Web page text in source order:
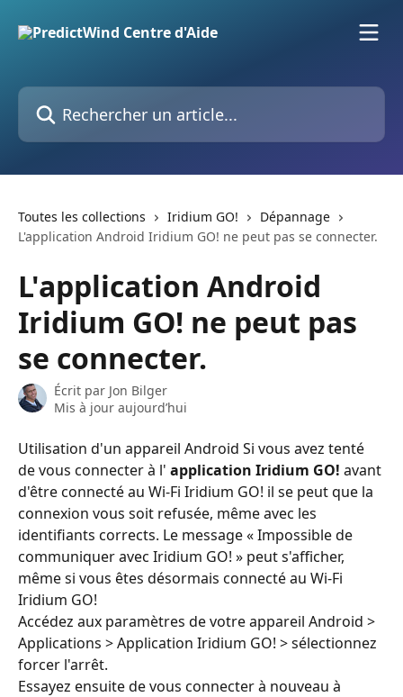
Rechercher un article...
Toutes les collections Iridium GO!
Dépannage
L'application Android Iridium GO! ne peut pas se connecter.
L'application Android
Iridium GO! ne peut pas
se connecter.
Écrit par Jon Bilger
Mis à jour aujourd’hui
Utilisation d'un appareil Android Si vous avez tenté
de vous connecter à l' application Iridium GO! avant
d'être connecté au Wi-Fi Iridium GO! il se peut que la
connexion vous soit refusée, même avec les
identifiants corrects. Le message « Impossible de
communiquer avec Iridium GO! » peut s'afficher,
même si vous êtes désormais connecté au Wi-Fi
Iridium GO!
Accédez aux paramètres de votre appareil Android >
Applications > Application Iridium GO! > sélectionnez
forcer l'arrêt.
Essayez ensuite de vous connecter à nouveau à